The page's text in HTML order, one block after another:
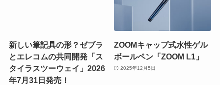
新しい筆記具の形？ゼブラ
とエレコムの共同開発「ス
タイラスツーウェイ」2026
年7月31日発売！
ZOOMキャップ式水性ゲル
ボールペン「ZOOM L1」
2025年12月5日